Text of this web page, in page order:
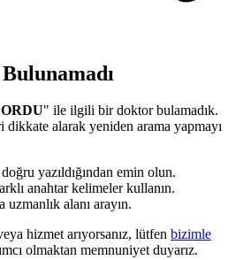
" ile ilgili bir doktor bulamadık.
dikkate alarak yeniden arama yapmayı
yazıldığından emin olun.
anahtar kelimeler kullanın.
alanı arayın.
hizmet arıyorsanız, lütfen bizimle
olmaktan memnuniyet duyarız.